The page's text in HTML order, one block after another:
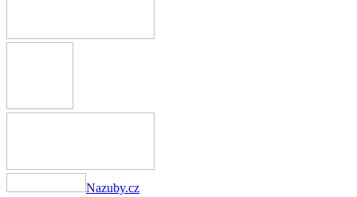
Nazuby.cz